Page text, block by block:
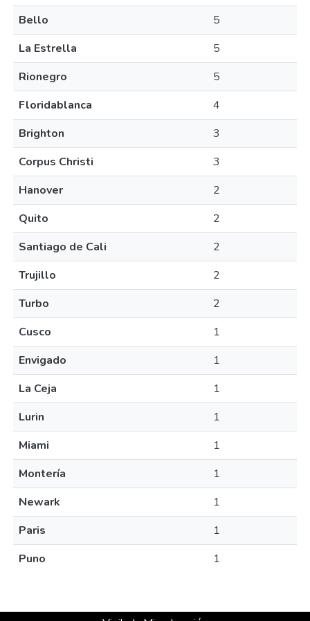
Bello
5
La Estrella
5
Rionegro
5
Floridablanca
4
Brighton
3
Corpus Christi
3
Hanover
2
Quito
2
Santiago de Cali
2
Trujillo
2
Turbo
2
Cusco
1
Envigado
1
La Ceja
1
Lurin
1
Miami
1
Montería
1
Newark
1
Paris
1
Puno
1